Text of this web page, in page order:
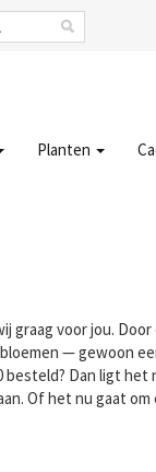
Planten
graag voor jou.
— gewoon
besteld? Dan ligt het
Of het nu gaat om